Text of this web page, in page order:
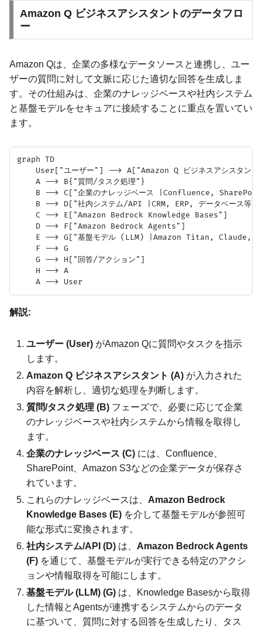
Amazon Q ビジネスアシスタントのデータフロ
ー
Amazon Qは、企業の多様なデータソースと連携し、ユー
ザーの質問に対して文脈に応じた適切な回答を生成しま
す。その仕組みは、企業のナレッジベースや社内システム
と基盤モデルをセキュアに接続することに重点を置いてい
ます。
graph TD
User["ユーザー"] --> A["Amazon Q ビジネスアシスタント
    A --> B{"質問/タスク処理"}
B --> C["企業のナレッジベース |Confluence,
B --> D["社内システム/API |CRM, ERP, データベース等
    C --> E["Amazon Bedrock Knowledge Bases"]
    D --> F["Amazon Bedrock Agents"]
E --> G["基盤モデル (LLM) |Amazon Titan, Claude,
    F --> G
    G --> H["回答/アクション"]
    H --> A
解説:
ユーザー (User) がAmazon Qに質問やタスクを指示
します。
Amazon Q ビジネスアシスタント (A) が入力された
内容を解析し、適切な処理を判断します。
質問/タスク処理 (B) フェーズで、必要に応じて企業
のナレッジベースや社内システムから情報を取得し
ます。
企業のナレッジベース (C) には、Confluence、
SharePoint、Amazon S3などの企業データが保存さ
れています。
これらのナレッジベースは、 Amazon Bedrock
Knowledge Bases (E) を介して基盤モデルが参照可
能な形式に変換されます。
社内システム/API (D) は、 Amazon Bedrock Agents
(F) を通じて、基盤モデルが実行できる特定のアクシ
ョンや情報取得を可能にします。
基盤モデル (LLM) (G) は、Knowledge Basesから取得
した情報とAgentsが連携するシステムからのデータ
に基づいて、質問に対する回答を生成したり、タス